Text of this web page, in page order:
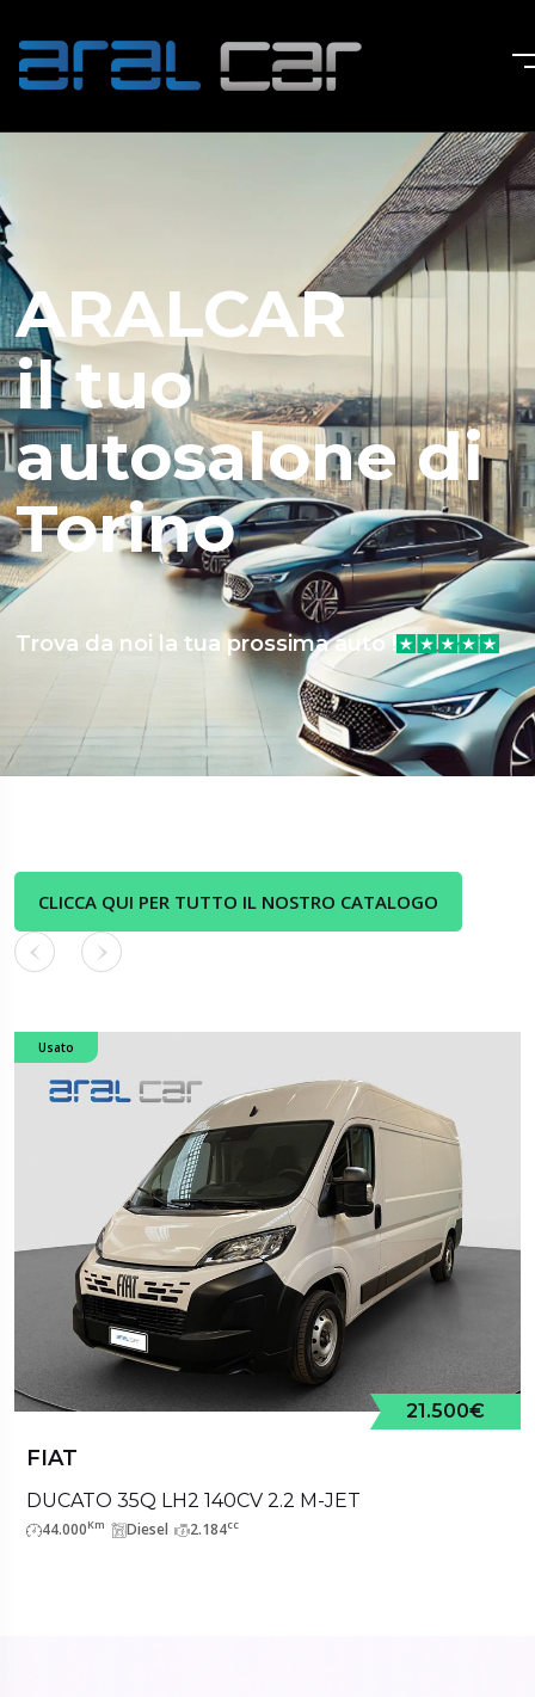
ARALCAR
il tuo
autosalone di
Torino
Trova da noi la tua prossima auto !
CLICCA QUI PER TUTTO IL NOSTRO CATALOGO
Usato
21.500€
FIAT
DUCATO 35Q LH2 140CV 2.2 M-JET
44.000Km Diesel 2.184cc